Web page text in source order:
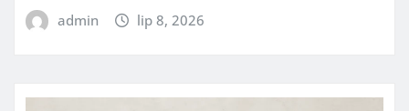
admin lip 8, 2026